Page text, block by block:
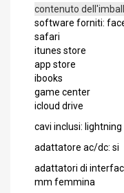
contenuto
software forniti:
safari
itunes store
app store
ibooks
game center
icloud drive
cavi inclusi: lightning
adattatore ac/dc: si
adattatori di
mm femmina